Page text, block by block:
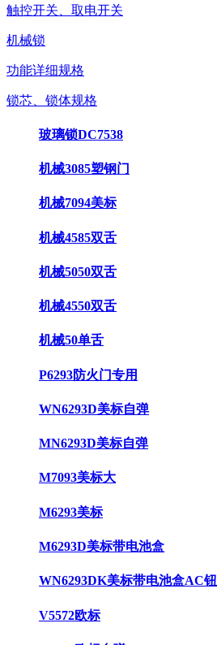
触控开关、取电开关
机械锁
功能详细规格
锁芯、锁体规格
玻璃锁DC7538
机械3085塑钢门
机械7094美标
机械4585双舌
机械5050双舌
机械4550双舌
机械50单舌
P6293防火门专用
WN6293D美标自弹
MN6293D美标自弹
M7093美标大
M6293美标
M6293D美标带电池盒
WN6293DK美标带电池盒AC钮
V5572欧标